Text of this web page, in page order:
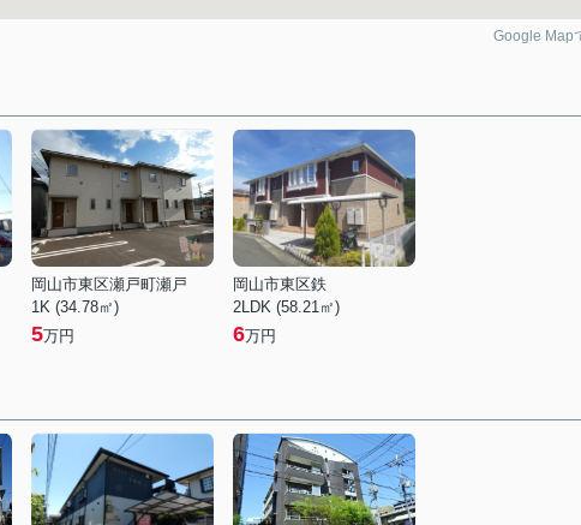
Google Map
岡山市東区瀬戸町瀬戸
1K (34.78㎡)
5万円
岡山市東区鉄
2LDK (58.21㎡)
6万円